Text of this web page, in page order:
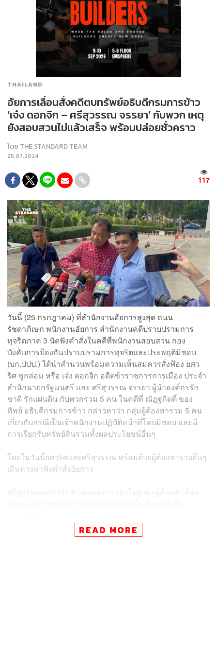
THAILAND
อัยการเลื่อนสั่งคดีตบทรัพย์อธิบดีกรมการข้าว
‘เจ๋ง ดอกจิก – ศรีสุวรรณ จรรยา’ กับพวก เหตุ
ยังสอบสวนไม่แล้วเสร็จ พร้อมปล่อยชั่วคราว
โดย THE STANDARD TEAM
25.07.2024
117
วันนี้ (25 กรกฎาคม) ที่สำนักงานอัยการสูงสุด ถนน
รัชดาภิเษก พนักงานอัยการ สำนักงานคดีปราบปรามการ
ทุจริตภาค 3 นัดฟังคำสั่งในคดีที่พนักงานสอบสวน กอง
บังคับการป้องกันปราบปรามการทุจริตและประพฤติมิชอบ
(บก.ปปป.) ได้นำสำนวนพร้อมความเห็นสมควรสั่งฟ้อง ยศว
ริศ ชูกล่อม หรือ เจ๋ง ดอกจิก อดีตข้าราชการการเมือง ประจำ
สำนักนายกรัฐมนตรี และ ศรีสุวรรณ จรรยา ผู้นำองค์กรรัก
ชาติ รักแผ่นดิน กับพวกรวม 5 คน ในคดีที่ ณัฏฐกิตติ์ ของ
ทิพย์ อธิบดีกรมการข้าว กล่าวหาว่า กลุ่มผู้ต้องหารวม 5 คน
เกี่ยวกับกรณีเป็นเจ้าพนักงานปฏิบัติหน้าที่โดยมิชอบ และมี
การเรียกรับทรัพย์สินรวมทั้งผลประโยชน์อื่นๆ
โดยในวันนี้ยศวริศและศรีสุวรรณ พร้อมด้วยผู้ต้องหารายอื่นๆ
เดินทางมาฟังคำสั่งอัยการ
ศรีสุวรรณกล่าวว่า ตัวเองและภรรยาในฐานะผู้ต้องหา ต้อง
พยานหลักฐานที่ยืนยันได้ว่าตัวเองเป็นผู้บริสุทธิ์ พร้อมยืนยัน
ว่าที่ผ่านมาตัวเองไม่ได้มีการหารือกับกลุ่มผู้ต้องหาคนอื่น
READ MORE